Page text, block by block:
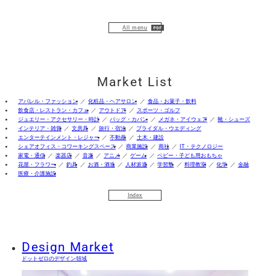
All menu
Market List
アパレル・ファッション 化粧品・ヘアサロン
食品・お菓子・飲料
飲食店・レストラン・カフェ
アウトドア
スポーツ・ゴルフ
ジュエリー・アクセサリー・時計
バッグ・カバン メガネ・アイウェア
靴・シューズ
インテリア・雑貨
文房具 旅行・宿泊
ブライダル・ウエディング
エンターテインメント・レジャー
不動産
土木・建設
シェアオフィス・コワーキングスペース
商業施設 商社
IT・テクノロジー
家電・通信
楽器店 音楽 アニメ ゲーム
ベビー・子ども用おもちゃ
花屋・フラワー
釣具 お酒・酒造 人材派遣 学習塾 料理教室 化学
金融
医療・介護施設
Index
Design Market
ドットゼロのデザイン領域